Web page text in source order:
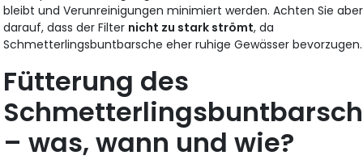
bleibt und Verunreinigungen minimiert werden. Achten Sie aber
darauf, dass der Filter nicht zu stark strömt, da
Schmetterlingsbuntbarsche eher ruhige Gewässer bevorzugen.
Fütterung des
– was, wann und wie?